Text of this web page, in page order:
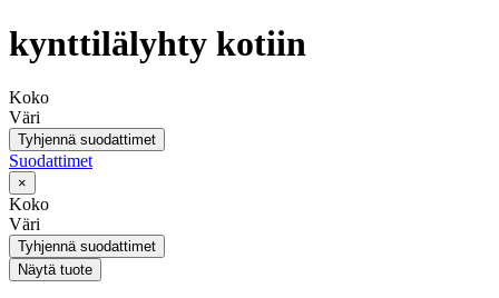
kynttilälyhty kotiin
Koko
Väri
Tyhjennä suodattimet
Suodattimet
×
Koko
Väri
Tyhjennä suodattimet
Näytä tuote